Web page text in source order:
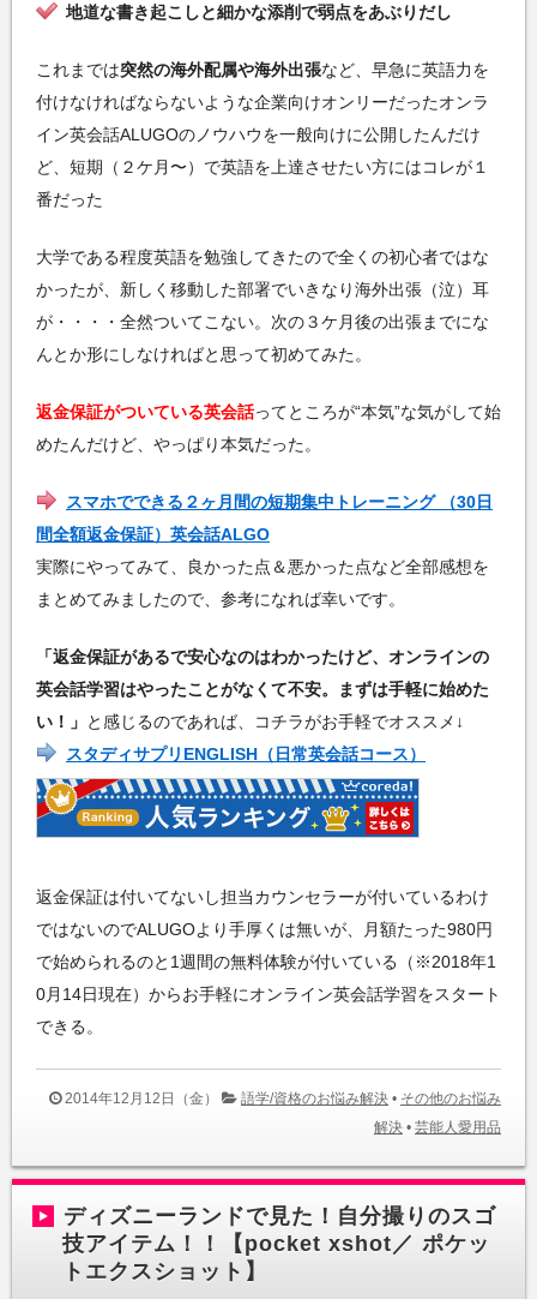
地道な書き起こしと細かな添削で弱点をあぶりだし
これまでは突然の海外配属や海外出張など、早急に英語力を
付けなければならないような企業向けオンリーだったオンラ
イン英会話ALUGOのノウハウを一般向けに公開したんだけ
ど、短期（２ケ月〜）で英語を上達させたい方にはコレが１
番だった
大学である程度英語を勉強してきたので全くの初心者ではな
かったが、新しく移動した部署でいきなり海外出張（泣）耳
が・・・・全然ついてこない。次の３ケ月後の出張までにな
んとか形にしなければと思って初めてみた。
返金保証がついている英会話ってところが“本気”な気がして始
めたんだけど、やっぱり本気だった。
スマホでできる２ヶ月間の短期集中トレーニング （30日
間全額返金保証）英会話ALGO
実際にやってみて、良かった点＆悪かった点など全部感想を
まとめてみましたので、参考になれば幸いです。
「返金保証があるで安心なのはわかったけど、オンラインの
英会話学習はやったことがなくて不安。まずは手軽に始めた
い！」 と感じるのであれば、コチラがお手軽でオススメ↓
スタディサプリENGLISH（日常英会話コース）
返金保証は付いてないし担当カウンセラーが付いているわけ
ではないのでALUGOより手厚くは無いが、月額たった980円
で始められるのと1週間の無料体験が付いている（※2018年1
0月14日現在）からお手軽にオンライン英会話学習をスタート
できる。
2014年12月12日（金） 語学/資格のお悩み解決 • その他のお悩み
解決 • 芸能人愛用品
ディズニーランドで見た！自分撮りのスゴ
技アイテム！！【pocket xshot／ ポケッ
トエクスショット】